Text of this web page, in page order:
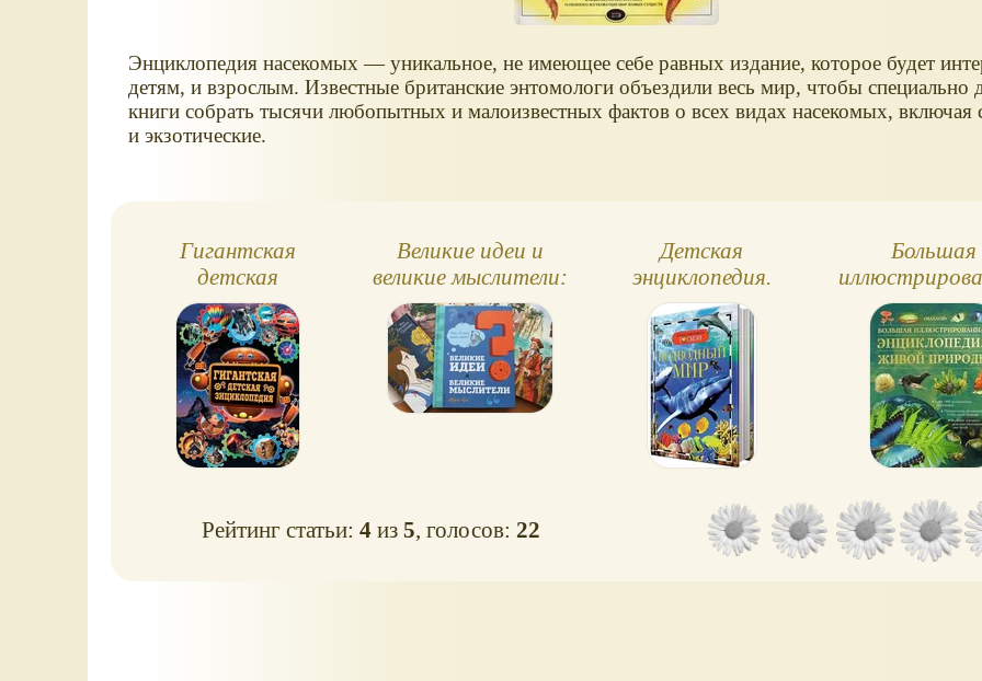
Энциклопедия насекомых — уникальное, не имеющее себе равных издание, которое будет
детям, и взрослым. Известные британские энтомологи объездили весь мир, чтобы специально
книги собрать тысячи любопытных и малоизвестных фактов о всех видах насекомых, включая
и экзотические.
Гигантская
детская
энциклопедия
Великие идеи и
великие мыслители:
книга по
философии для
детей (обзор)
Детская
энциклопедия.
Серия
Большая
Рейтинг статьи:4 из5, голосов:22